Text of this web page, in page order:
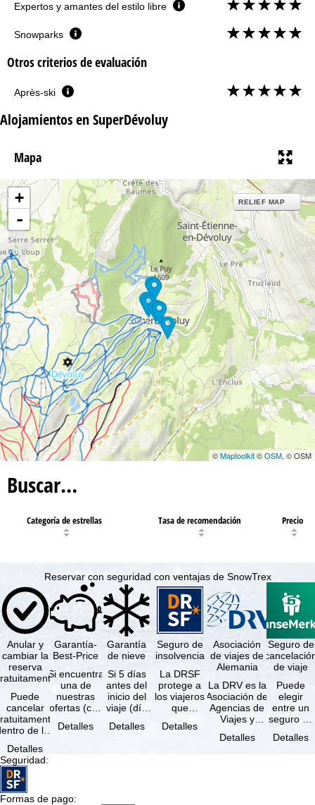
Expertos y amantes del estilo libre
Snowparks
Otros criterios de evaluación
Après-ski
Alojamientos en SuperDévoluy
Mapa
+
-
RELIEF MAP
©Maptoolkit©OSM, © OSM
Buscar…
Categoría de estrellas Tasa de recomendación Precio
Reservar con seguridad con ventajas de SnowTrex
Anular y
cambiar la
reserva
Puede
cancelar
de los
a
reserva, …
Detalles
Garantía-
Best-Price
Si encuentra
una de
nuestras
ofertas (con
prestaciones
Detalles
Garantía
de nieve
Si 5 días
antes del
inicio del
viaje (día
ninguna de
Detalles
Seguro de
insolvencia
La DRSF
protege a
los viajeros
que
viaje
Detalles
Asociación
de viajes de
Alemania
La DRV es la
Asociación de
Agencias de
Viajes y
más grande
Detalles
Seguro de
de viaje
Puede
elegir
entre un
seguro de
de viaje
Detalles
Seguridad:
Formas de pago: